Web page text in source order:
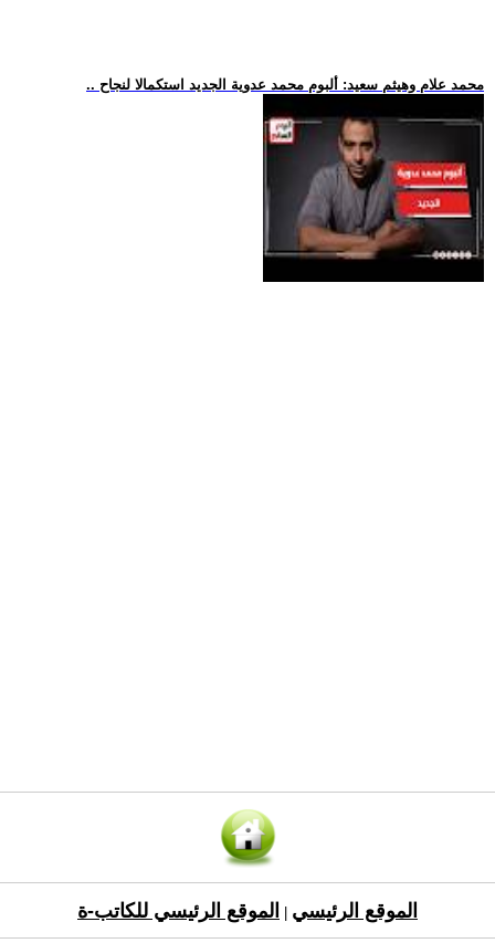
.. محمد علام وهيثم سعيد: ألبوم محمد عدوية الجديد استكمالا لنجاح
الموقع الرئيسي الموقع الرئيسي للكاتب-ة